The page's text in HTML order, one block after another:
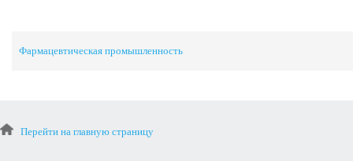
Фармацевтическая промышленность
Перейти на главную страницу